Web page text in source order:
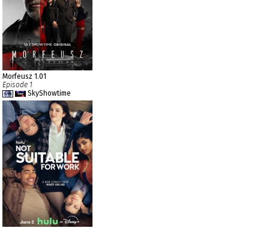
Morfeusz 1.01
Episode 1
SkyShowtime